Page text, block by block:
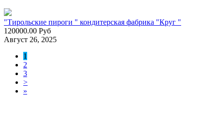
"Тирольские пироги " кондитерская фабрика "Круг "
120000.00 Руб
Август 26, 2025
1
2
3
>
»